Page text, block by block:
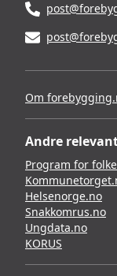
Om
Andre
Program for
Helsenorge.no
Snakkomrus.no
Ungdata.no
KORUS